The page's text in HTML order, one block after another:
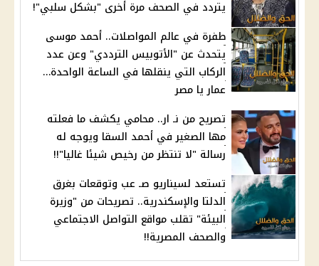
يتردد في الصحف مرة أخرى "بشكل سلبي"!
طفرة في عالم المواصلات.. أحمد موسى
يتحدث عن "الأتوبيس الترددي" وعن عدد
الركاب التي ينقلها في الساعة الواحدة…
عمار يا مصر
تصريح من نـ ار.. محامي يكشف ما فعلته
مها الصغير في أحمد السقا ويوجه له
رسالة "لا تنتظر من رخيص شيئا غاليا"!!
تستعد لسيناريو صـ عب وتوقعات بغرق
الدلتا والإسكندرية.. تصريحات من "وزيرة
البيئة" تقلب مواقع التواصل الاجتماعي
والصحف المصرية!!